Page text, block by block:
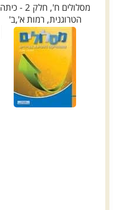
מסלולים ח', חלק 2 - כיתה
הטרוגנית, רמות א',ב'